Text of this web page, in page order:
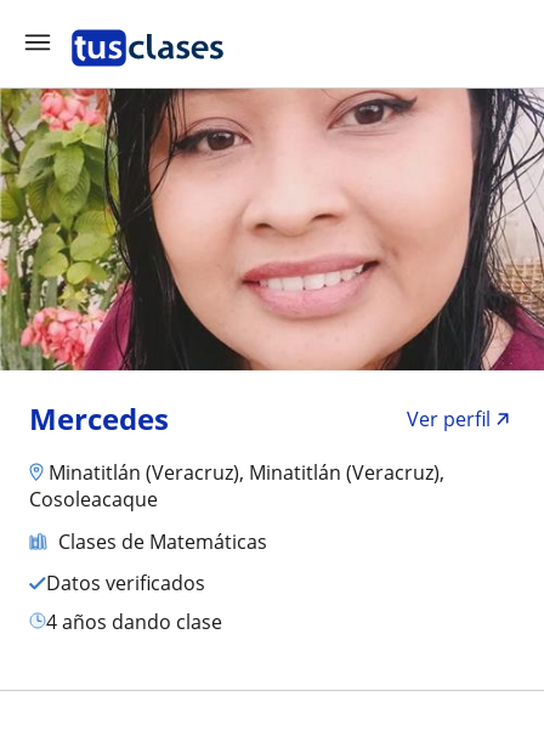
Mercedes
Ver perfil
Minatitlán (Veracruz), Minatitlán (Veracruz),
Cosoleacaque
Clases de Matemáticas
Datos verificados
4 años dando clase